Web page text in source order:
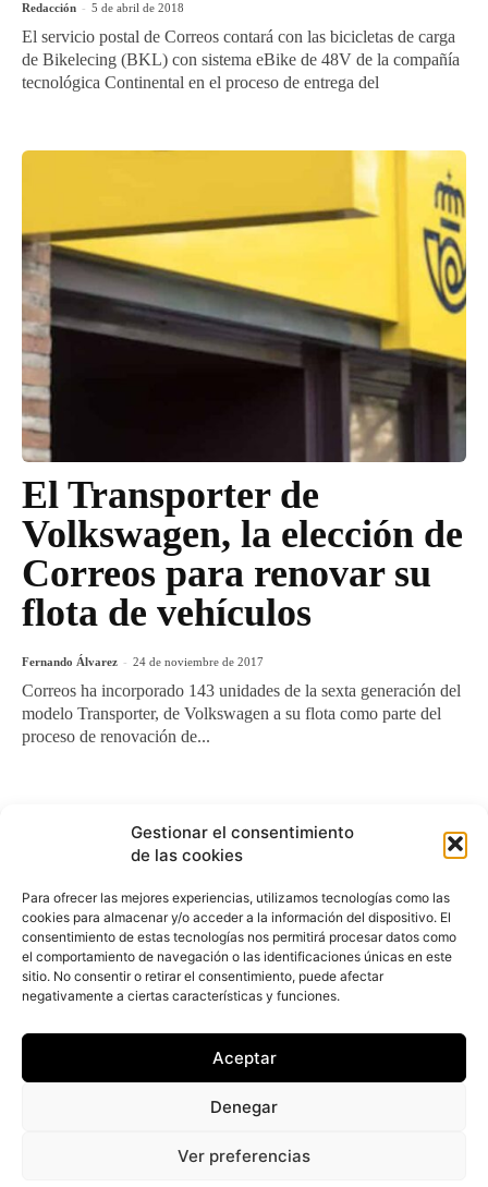
Gestionar el consentimiento
de las cookies
Para ofrecer las mejores experiencias, utilizamos tecnologías como las
cookies para almacenar y/o acceder a la información del dispositivo. El
consentimiento de estas tecnologías nos permitirá procesar datos como
el comportamiento de navegación o las identificaciones únicas en este
sitio. No consentir o retirar el consentimiento, puede afectar
negativamente a ciertas características y funciones.
Aceptar
Denegar
Ver preferencias
Redacción - 5 de abril de 2018
El servicio postal de Correos contará con las bicicletas de carga
de Bikelecing (BKL) con sistema eBike de 48V de la compañía
tecnológica Continental en el proceso de entrega del
El Transporter de
Volkswagen, la elección de
Correos para renovar su
flota de vehículos
Fernando Álvarez - 24 de noviembre de 2017
Correos ha incorporado 143 unidades de la sexta generación del
modelo Transporter, de Volkswagen a su flota como parte del
proceso de renovación de...
Correos prosigue su estrategia de
reducción de emisiones en sus flotas
Correos ha decidido deshacerse de 1.000 vehículos como parte
de su estrategia empresarial para la mejora de la eficiencia
energética y reducción...
Correos añade 200 motos a su flota
de vehículos eléctricos
nuevas motocicletas eléctricas de la marca Silence, según ha